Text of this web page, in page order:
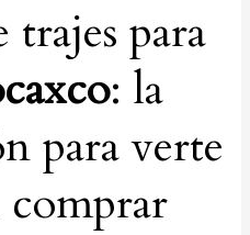
trajes para
: la
para verte
comprar